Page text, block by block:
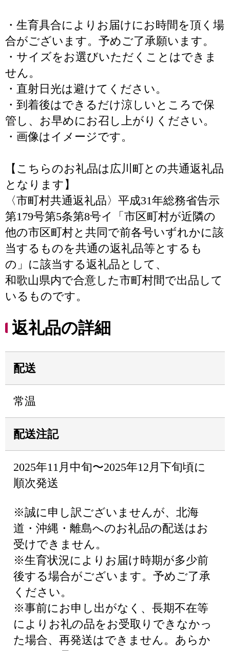
・生育具合によりお届けにお時間を頂く場
合がございます。予めご了承願います。
・サイズをお選びいただくことはできま
せん。
・直射日光は避けてください。
・到着後はできるだけ涼しいところで保
管し、お早めにお召し上がりください。
・画像はイメージです。
【こちらのお礼品は広川町との共通返礼品
となります】
〈市町村共通返礼品〉平成31年総務省告示
第179号第5条第8号イ「市区町村が近隣の
他の市区町村と共同で前各号いずれかに該
当するものを共通の返礼品等とするも
の」に該当する返礼品として、
和歌山県内で合意した市町村間で出品して
いるものです。
返礼品の詳細
配送
常温
配送注記
2025年11月中旬〜2025年12月下旬頃に
順次発送
※誠に申し訳ございませんが、北海
道・沖縄・離島へのお礼品の配送はお
受けできません。
※生育状況によりお届け時期が多少前
後する場合がございます。予めご了承
ください。
※事前にお申し出がなく、長期不在等
によりお礼の品をお受取りできなかっ
た場合、再発送はできません。あらか